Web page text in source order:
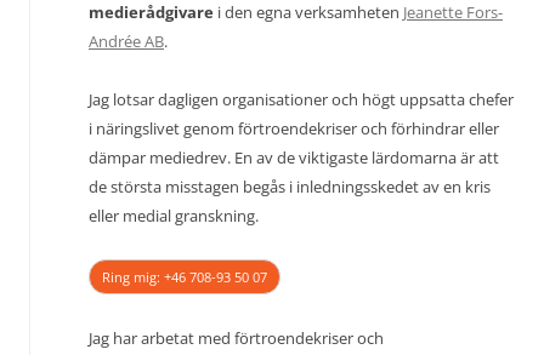
medierådgivare i den egna verksamheten Jeanette Fors-
Andrée AB.
Jag lotsar dagligen organisationer och högt uppsatta chefer
i näringslivet genom förtroendekriser och förhindrar eller
dämpar mediedrev. En av de viktigaste lärdomarna är att
de största misstagen begås i inledningsskedet av en kris
eller medial granskning.
Ring mig: +46 708-93 50 07
Jag har arbetat med förtroendekriser och